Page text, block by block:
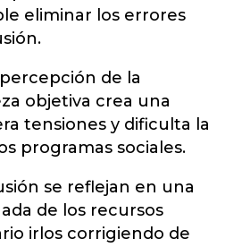
eliminar los errores
de la
objetiva crea una
tensiones y dificulta la
programas sociales.
se reflejan en una
de los recursos
irlos corrigiendo de